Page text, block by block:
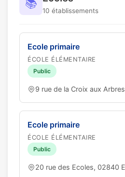
📚
10 établissements
Ecole primaire
ÉCOLE ÉLÉMENTAIRE
Public
9 rue de la Croix aux
Ecole primaire
ÉCOLE ÉLÉMENTAIRE
Public
20 rue des Ecoles, 02840